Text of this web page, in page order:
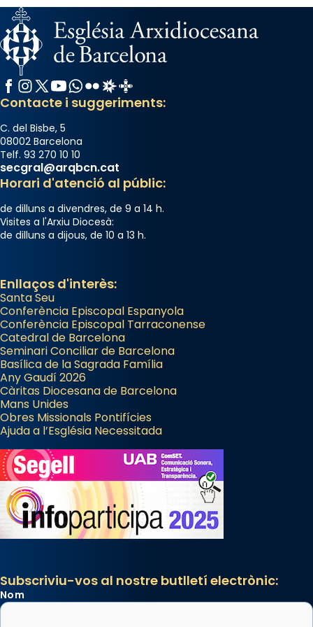
Facebook
Instagram
X / Twitter
YouTube
WhatsApp
FlickrRadio Estel
Catalunya Cristiana
Contacte i suggeriments:
C. del Bisbe, 5
08002 Barcelona
Telf. 93 270 10 10
secgral@arqbcn.cat
Horari d'atenció al públic:
de dilluns a divendres, de 9 a 14 h.
Visites a l'Arxiu Diocesà:
de dilluns a dijous, de 10 a 13 h.
Enllaços d'interès:
Santa Seu
Conferència Episcopal Espanyola
Conferència Episcopal Tarraconense
Catedral de Barcelona
Seminari Conciliar de Barcelona
Basílica de la Sagrada Família
Any Gaudí 2026
Càritas Diocesana de Barcelona
Mans Unides
Obres Missionals Pontifícies
Ajuda a l’Església Necessitada
Subscriviu-vos al nostre butlletí electrònic:
Nom